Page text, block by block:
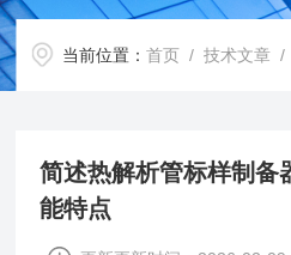
当前位置：首页 /技术文章 /
简述热解析管标样制备
能特点